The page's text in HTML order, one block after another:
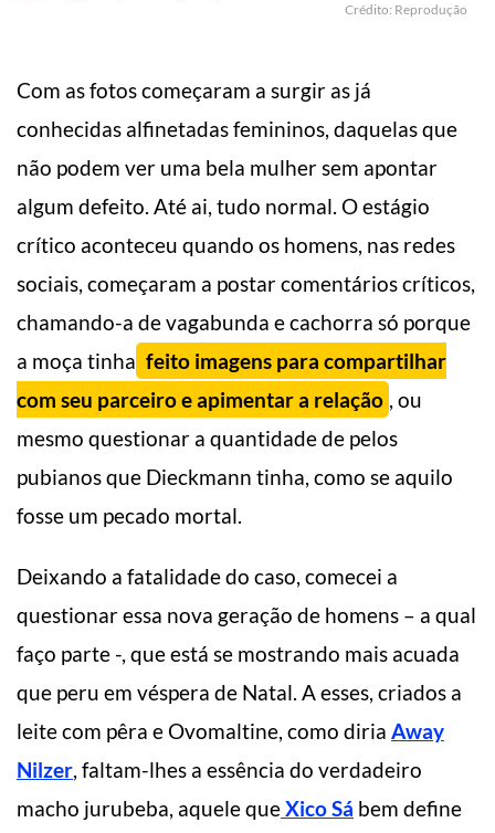
Crédito: Reprodução
Com as fotos começaram a surgir as já
conhecidas alfinetadas femininos, daquelas que
não podem ver uma bela mulher sem apontar
algum defeito. Até ai, tudo normal. O estágio
crítico aconteceu quando os homens, nas redes
sociais, começaram a postar comentários críticos,
chamando-a de vagabunda e cachorra só porque
a moça tinha feito imagens para compartilhar
com seu parceiro e apimentar a relação , ou
mesmo questionar a quantidade de pelos
pubianos que Dieckmann tinha, como se aquilo
fosse um pecado mortal.
Deixando a fatalidade do caso, comecei a
questionar essa nova geração de homens – a qual
faço parte -, que está se mostrando mais acuada
que peru em véspera de Natal. A esses, criados a
leite com pêra e Ovomaltine, como diria Away
Nilzer, faltam-lhes a essência do verdadeiro
macho jurubeba, aquele queXico Sá bem define